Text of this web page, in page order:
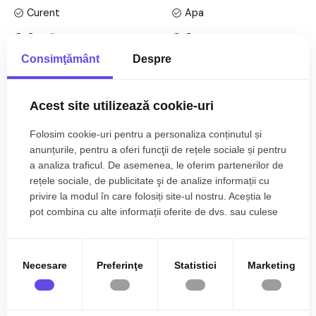
Apartamentul este structurat astfel:
• Hol;
• Bucatarie separata cu balcon;
• Dormitor;
Apartamentul se vinde la stadiul de "alb" si se preda cu
urmatoarele:
• Tamplarie PVC Salamander – 3 foi sticla, 7 camere;
• Usa metalica la intrarea in apartament;
• Tencuiala var-ciment, 2 maini de glet si 1 mana lavabila alba;
• Balcon placat cu gresie;
• Corp iluminat balcon;
• Balustrada sticla balcon.
Curent
Apa
Canalizare
Gaz
CATV
Centrala proprie
Incalzire pardoseala
Exterior
Bloc izolat termic
PVC
Metal
Nemobilata
Neutilata
Apometre
Contor gaz
Mai multe specificații
Andreas Wolff
Broker Imobiliar
Consimţământ Despre
Acest site utilizează cookie-uri
Folosim cookie-uri pentru a personaliza conținutul și
anunțurile, pentru a oferi funcţii de rețele sociale și pentru
a analiza traficul. De asemenea, le oferim partenerilor de
rețele sociale, de publicitate şi de analize informații cu
privire la modul în care folosiți site-ul nostru. Aceștia le
pot combina cu alte informații oferite de dvs. sau culese
Necesare Preferinţe Statistici Marketing